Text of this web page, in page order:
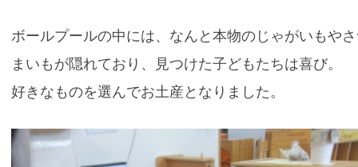
ボールプールの中には、なんと本物のじゃがいもや
まいもが隠れており、見つけた子どもたちは喜び。
好きなものを選んでお土産となりました。